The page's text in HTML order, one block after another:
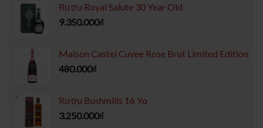
Rượu Royal Salute 30 Year Old
9.350.000₫
Maison Castel Cuvee Rose Brut Limited Edition
480.000₫
Rượu Bushmills 16 Yo
3.250.000₫